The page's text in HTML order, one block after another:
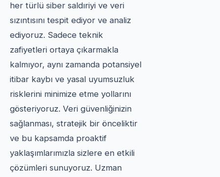
her türlü siber saldıriyi ve veri
sızıntısını tespit ediyor ve analiz
ediyoruz. Sadece teknik
zafiyetleri ortaya çıkarmakla
kalmıyor, aynı zamanda potansiyel
itibar kaybı ve yasal uyumsuzluk
risklerini minimize etme yollarını
gösteriyoruz. Veri güvenliğinizin
sağlanması, stratejik bir önceliktir
ve bu kapsamda proaktif
yaklaşımlarımızla sizlere en etkili
çözümleri sunuyoruz. Uzman